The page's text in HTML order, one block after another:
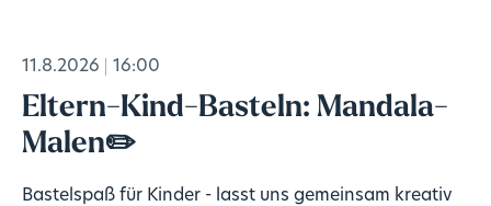
11.8.2026 16:00
Eltern-Kind-Basteln: Mandala-
Malen✏️
Bastelspaß für Kinder - lasst uns gemeinsam kreativ